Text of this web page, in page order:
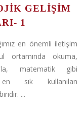
GELIŞIM
1
en önemli iletişim
ortamında okuma,
matematik gibi
sık kullanılan
...